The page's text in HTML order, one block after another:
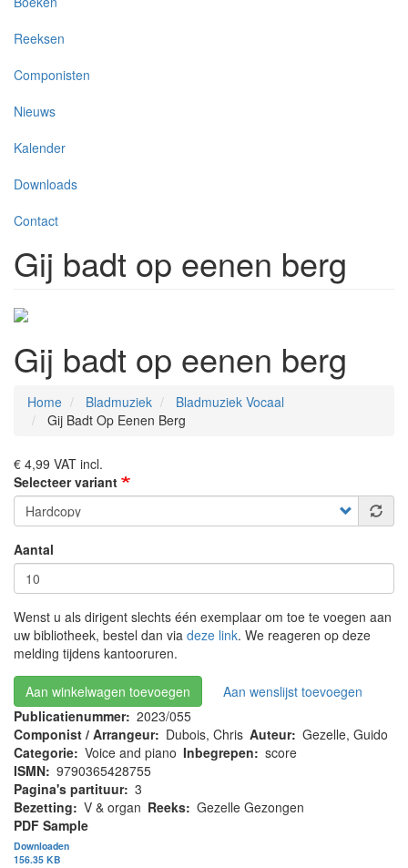
Reeksen
Componisten
Nieuws
Kalender
Downloads
Contact
Gij badt op eenen berg
Gij badt op eenen berg
Home Bladmuziek
Bladmuziek Vocaal
Gij Badt Op Eenen Berg
€ 4,99 VAT incl.
Selecteer variant
Aantal
Wenst u als dirigent slechts één exemplaar om toe te voegen aan
uw bibliotheek, bestel dan via deze link. We reageren op deze
melding tijdens kantooruren.
Aan winkelwagen toevoegen
Aan wenslijst toevoegen
Publicatienummer 2023/055
Componist / Arrangeur
Dubois, Chris Auteur Gezelle, Guido
Categorie Voice and piano Inbegrepen
score
ISMN 9790365428755
Pagina's partituur 3
Bezetting
V & organ Reeks Gezelle Gezongen
PDF Sample
Downloaden
156.35 KB